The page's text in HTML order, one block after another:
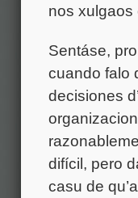
nos xulgaos
Sentáse,
cuando falo
decisiones
difícil, pero
casu de